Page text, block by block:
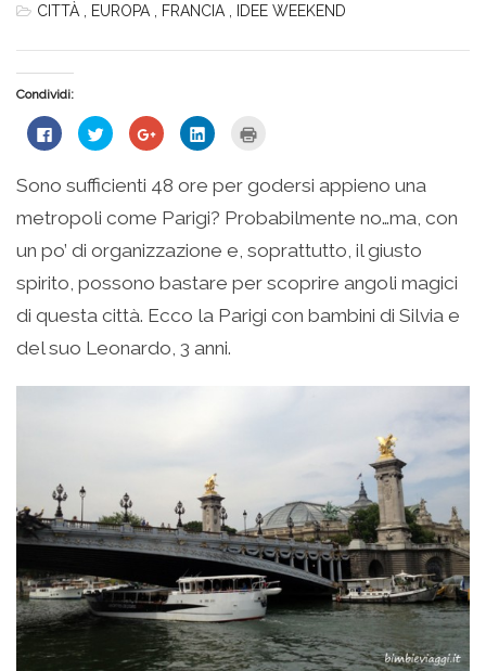
CITTÀ
EUROPA FRANCIA IDEE WEEKEND
Condividi:
Fai
clic
su
Facebook
apre
una
nuova
Fai
clic
condividere
su
(Si
in
una
finestra)
Fai
clic
condividere
su
Google+
(Si
in
una
nuova
finestra)
Fai
clic
condividere
su
LinkedIn
(Si
in
una
finestra)
stampare
(Si
apre
in
nuova
finestra)
Sono sufficienti 48 ore per godersi appieno una
metropoli come Parigi? Probabilmente no…ma, con
un po’ di organizzazione e, soprattutto, il giusto
spirito, possono bastare per scoprire angoli magici
di questa città. Ecco la Parigi con bambini di Silvia e
del suo Leonardo, 3 anni.